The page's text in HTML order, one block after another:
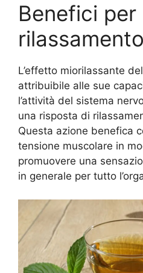
Benefici per
L’effetto miorilassante
attribuibile alle sue
l’attività del sistema
una risposta di
Questa azione benefica
tensione muscolare in
promuovere una
in generale per tutto